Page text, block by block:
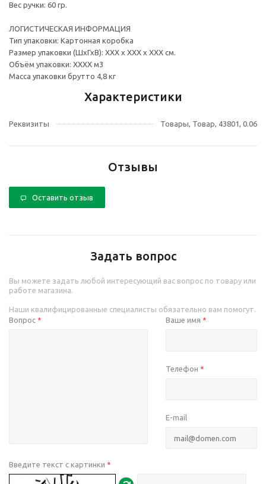
Вес ручки: 60 гр.
ЛОГИСТИЧЕСКАЯ ИНФОРМАЦИЯ
Тип упаковки: Картонная коробка
Размер упаковки (ШхГхВ): ХХХ х ХХХ х ХХХ см.
Объём упаковки: ХХХХ м3
Масса упаковки брутто 4,8 кг
Характеристики
Реквизиты Товары, Товар, 43801, 0.06
Отзывы
Оставить отзыв
Задать вопрос
Вы можете задать любой интересующий вас вопрос по товару или
работе магазина.
Наши квалифицированные специалисты обязательно вам помогут.
Вопрос * Ваше имя *
Телефон *
E-mail
Введите текст с картинки *